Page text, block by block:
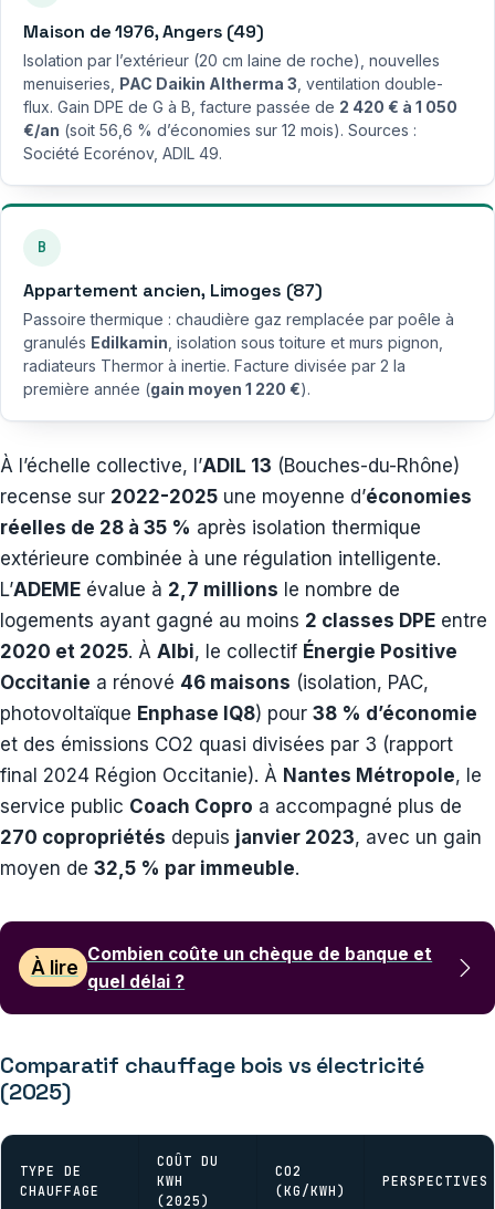
Maison de 1976, Angers (49)
Isolation par l’extérieur (20 cm laine de roche), nouvelles
menuiseries, PAC Daikin Altherma 3 , ventilation double-
flux. Gain DPE de G à B, facture passée de 2 420 € à 1 050
€/an (soit 56,6 % d’économies sur 12 mois). Sources :
Société Ecorénov, ADIL 49.
B
Appartement ancien, Limoges (87)
Passoire thermique : chaudière gaz remplacée par poêle à
granulés Edilkamin , isolation sous toiture et murs pignon,
radiateurs Thermor à inertie. Facture divisée par 2 la
première année (gain moyen 1 220 €).
À l’échelle collective, l’ADIL 13 (Bouches-du-Rhône)
recense sur 2022-2025 une moyenne d’économies
réelles de 28 à 35 % après isolation thermique
extérieure combinée à une régulation intelligente.
L’ADEME évalue à 2,7 millions le nombre de
logements ayant gagné au moins 2 classes DPE entre
2020 et 2025. À Albi, le collectif Énergie Positive
Occitanie a rénové 46 maisons (isolation, PAC,
photovoltaïque Enphase IQ8) pour 38 % d’économie
et des émissions CO2 quasi divisées par 3 (rapport
final 2024 Région Occitanie). À Nantes Métropole, le
service public Coach Copro a accompagné plus de
270 copropriétés depuis janvier 2023, avec un gain
moyen de 32,5 % par immeuble.
À lire
Combien coûte un chèque de banque et
quel délai ?
Comparatif chauffage bois vs électricité
(2025)
TYPE DE
CHAUFFAGE
COÛT DU
KWH
(2025)
CO2
(KG/KWH)